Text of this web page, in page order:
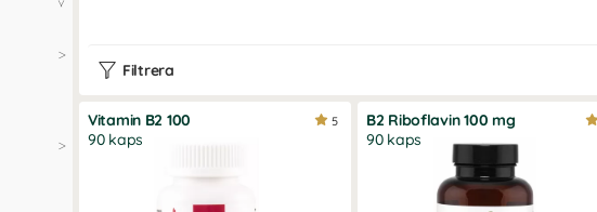
normal hud och tillverkningen av röda blodkroppar. Dessutom
Vad finns vitamin B2 naturligt?
Vitamin B2 finns bland annat i kött, mjölk, ägg, inälvsmat,
risdryck brukar även berikas med vitamin B2, dock inte den ekologiska
Filtrera
Vitamin B2 100
90 kaps
5
B2 Riboflavin 100 mg
90 kaps